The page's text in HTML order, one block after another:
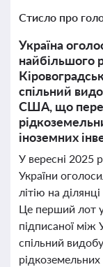
Стисло про
Україна
найбільшого
спільний
США, що
іноземних
У вересні 2025
України
літію на
Це перший лот
підписаної
спільний